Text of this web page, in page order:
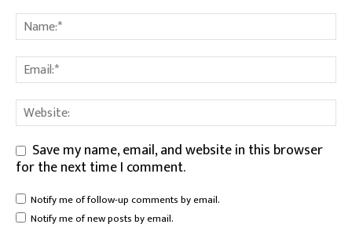
Save my name, email, and website in this browser
for the next time I comment.
Notify me of follow-up comments by email.
Notify me of new posts by email.